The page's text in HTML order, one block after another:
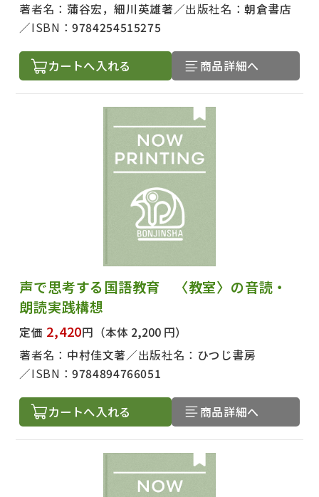
著者名： 蒲谷宏，細川英雄著 出版社名：朝倉書店
ISBN：9784254515275
カートへ入れる 商品詳細へ
声で思考する国語教育 〈教室〉の音読・
朗読実践構想
定価 2,420円 （本体 2,200 円）
著者名： 中村佳文著 出版社名： ひつじ書房
ISBN：9784894766051
カートへ入れる 商品詳細へ